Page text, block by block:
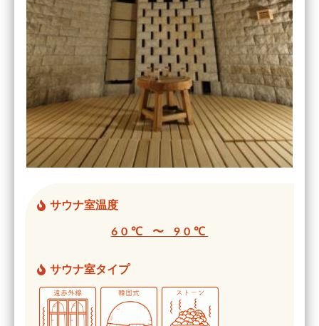
サウナ室温度
60℃ 〜 90℃
サウナ室タイプ